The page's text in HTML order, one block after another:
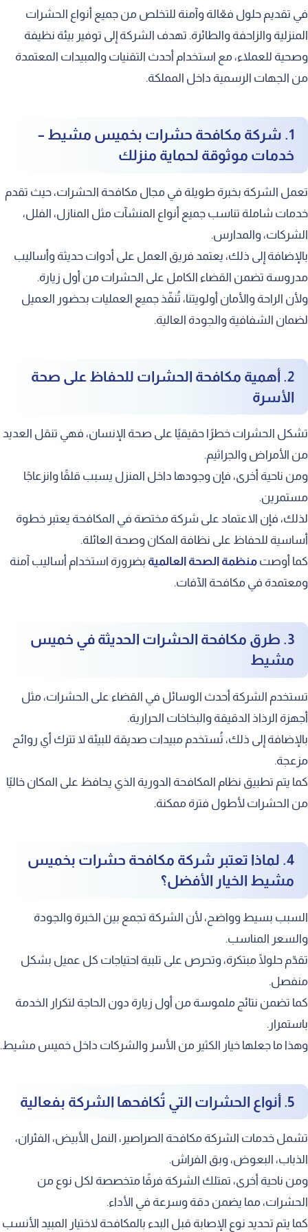
في تقديم حلول فعّالة وآمنة للتخلص من جميع أنواع الحشرات
المنزلية والزاحفة والطائرة. تهدف الشركة إلى توفير بيئة نظيفة
وصحية للعملاء، مع استخدام أحدث التقنيات والمبيدات المعتمدة
من الجهات الرسمية داخل المملكة.
1. شركة مكافحة حشرات بخميس مشيط –
خدمات موثوقة لحماية منزلك
تعمل الشركة بخبرة طويلة في مجال مكافحة الحشرات، حيث تقدم
خدمات شاملة تناسب جميع أنواع المنشآت مثل المنازل، الفلل،
الشركات، والمدارس.
بالإضافة إلى ذلك، يعتمد فريق العمل على أدوات حديثة وأساليب
مدروسة تضمن القضاء الكامل على الحشرات من أول زيارة.
ولأن الراحة والأمان أولويتنا، تُنفّذ جميع العمليات بحضور العميل
لضمان الشفافية والجودة العالية.
2. أهمية مكافحة الحشرات للحفاظ على صحة
الأسرة
تشكل الحشرات خطرًا حقيقيًا على صحة الإنسان، فهي تنقل العديد
من الأمراض والجراثيم.
ومن ناحية أخرى، فإن وجودها داخل المنزل يسبب قلقًا وانزعاجًا
مستمرين.
لذلك، فإن الاعتماد على شركة مختصة في المكافحة يعتبر خطوة
أساسية للحفاظ على نظافة المكان وصحة العائلة.
كما أوصت منظمة الصحة العالمية بضرورة استخدام أساليب آمنة
ومعتمدة في مكافحة الآفات.
3. طرق مكافحة الحشرات الحديثة في خميس
مشيط
تستخدم الشركة أحدث الوسائل في القضاء على الحشرات، مثل
أجهزة الرذاذ الدقيقة والبخاخات الحرارية.
بالإضافة إلى ذلك، تُستخدم مبيدات صديقة للبيئة لا تترك أي روائح
مزعجة.
كما يتم تطبيق نظام المكافحة الدورية الذي يحافظ على المكان خاليًا
من الحشرات لأطول فترة ممكنة.
4. لماذا تعتبر شركة مكافحة حشرات بخميس
مشيط الخيار الأفضل؟
السبب بسيط وواضح، لأن الشركة تجمع بين الخبرة والجودة
والسعر المناسب.
تقدّم حلولًا مبتكرة، وتحرص على تلبية احتياجات كل عميل بشكل
منفصل.
كما تضمن نتائج ملموسة من أول زيارة دون الحاجة لتكرار الخدمة
باستمرار.
وهذا ما جعلها خيار الكثير من الأسر والشركات داخل خميس مشيط.
5. أنواع الحشرات التي تُكافحها الشركة بفعالية
تشمل خدمات الشركة مكافحة الصراصير، النمل الأبيض، الفئران،
الذباب، البعوض، وبق الفراش.
ومن ناحية أخرى، تمتلك الشركة فرقًا متخصصة لكل نوع من
الحشرات، مما يضمن دقة وسرعة في الأداء.
كما يتم تحديد نوع الإصابة قبل البدء بالمكافحة لاختيار المبيد الأنسب